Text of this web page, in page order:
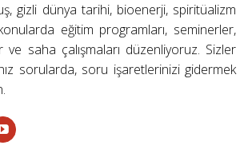
gizli dünya tarihi, bioenerji, spiritüalizm
eğitim programları, seminerler,
ve saha çalışmaları düzenliyoruz. Sizler
sorularda, soru işaretlerinizi gidermek